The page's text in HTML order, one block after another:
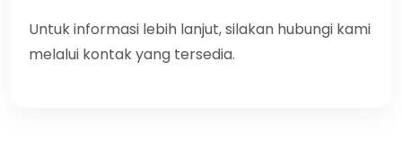
Untuk informasi lebih lanjut, silakan hubungi kami
melalui kontak yang tersedia.